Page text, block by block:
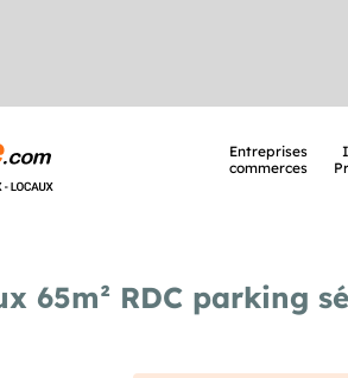
Entreprises
commerces
65m² RDC parking